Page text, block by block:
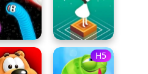
H5